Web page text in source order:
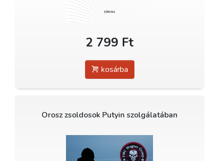
2 799 Ft
kosárba
Orosz zsoldosok Putyin szolgálatában